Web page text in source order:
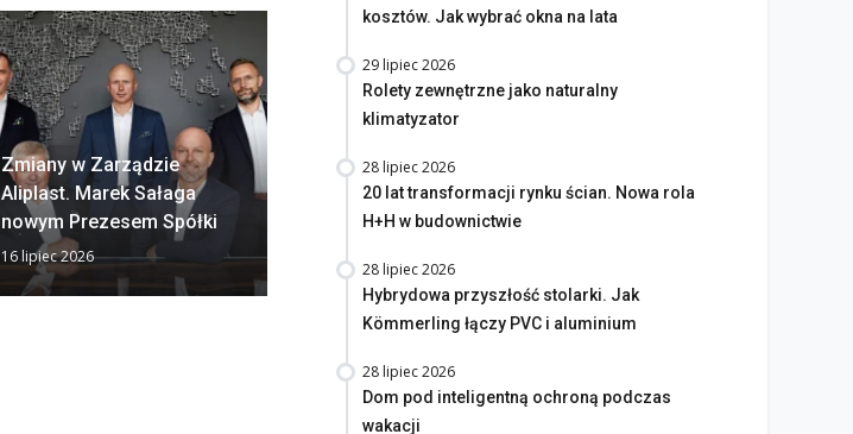
Zmiany w Zarządzie
Aliplast. Marek Sałaga
nowym Prezesem Spółki
16 lipiec 2026
Okna bez tajemnic. Na co
zwrócić uwagę przed
zakupem
13 lipiec 2026
Saint-Gobain prezentuje
kosztów. Jak wybrać okna na lata
29 lipiec 2026
Rolety zewnętrzne jako naturalny
klimatyzator
28 lipiec 2026
20 lat transformacji rynku ścian. Nowa rola
H+H w budownictwie
28 lipiec 2026
Hybrydowa przyszłość stolarki. Jak
Kömmerling łączy PVC i aluminium
28 lipiec 2026
Dom pod inteligentną ochroną podczas
wakacji